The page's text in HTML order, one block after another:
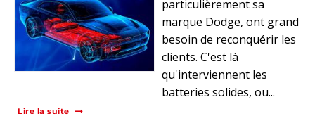
particulièrement sa
marque Dodge, ont grand
besoin de reconquérir les
clients. C'est là
qu'interviennent les
batteries solides, ou...
Lire la suite